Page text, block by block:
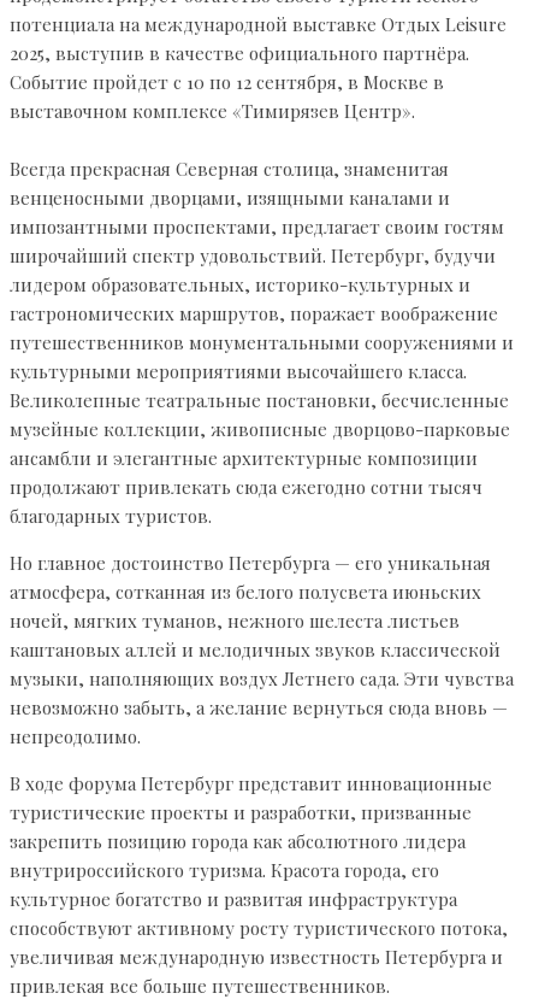
потенциала на международной выставке Отдых Leisure
2025, выступив в качестве официального партнёра.
Событие пройдет с 10 по 12 сентября, в Москве в
выставочном комплексе «Тимирязев Центр».
Всегда прекрасная Северная столица, знаменитая
венценосными дворцами, изящными каналами и
импозантными проспектами, предлагает своим гостям
широчайший спектр удовольствий. Петербург, будучи
лидером образовательных, историко-культурных и
гастрономических маршрутов, поражает воображение
путешественников монументальными сооружениями и
культурными мероприятиями высочайшего класса.
Великолепные театральные постановки, бесчисленные
музейные коллекции, живописные дворцово-парковые
ансамбли и элегантные архитектурные композиции
продолжают привлекать сюда ежегодно сотни тысяч
благодарных туристов.
Но главное достоинство Петербурга — его уникальная
атмосфера, сотканная из белого полусвета июньских
ночей, мягких туманов, нежного шелеста листьев
каштановых аллей и мелодичных звуков классической
музыки, наполняющих воздух Летнего сада. Эти чувства
невозможно забыть, а желание вернуться сюда вновь —
непреодолимо.
В ходе форума Петербург представит инновационные
туристические проекты и разработки, призванные
закрепить позицию города как абсолютного лидера
внутрироссийского туризма. Красота города, его
культурное богатство и развитая инфраструктура
способствуют активному росту туристического потока,
увеличивая международную известность Петербурга и
привлекая все больше путешественников.